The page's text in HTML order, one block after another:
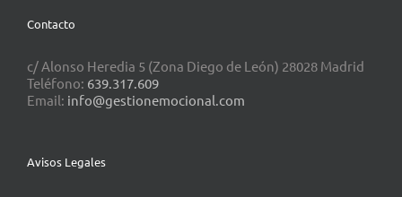
Contacto
c/ Alonso Heredia 5 (Zona Diego de León) 28028 Madrid
Teléfono: 639.317.609
Email: info@gestionemocional.com
Avisos Legales